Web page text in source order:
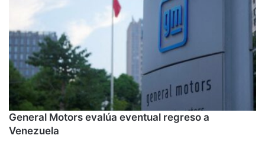
General Motors evalúa eventual regreso a
Venezuela